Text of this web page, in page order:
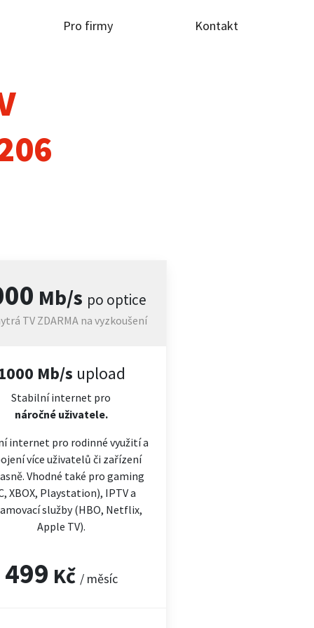
Pro firmy Kontakt
Mb/s po optice
TV ZDARMA na vyzkoušení
Mb/s upload
Stabilní internet pro
náročnéuživatele.
internet pro rodinné využití a
více uživatelů či zařízení
Vhodné také pro gaming
XBOX, Playstation), IPTV a
služby (HBO, Netflix,
Apple TV).
499 Kč / měsíc